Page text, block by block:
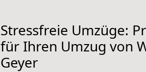
Stressfreie Umzüge:
für Ihren Umzug von
Geyer